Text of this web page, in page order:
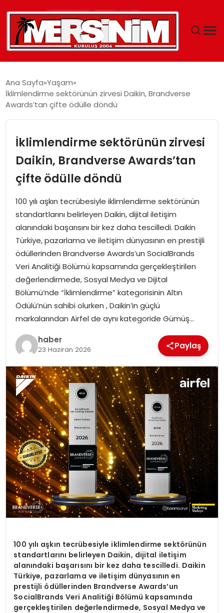
YAŞAM
EĞITIM
SPOR
EKONOMI
MAGAZIN
DÜNYA
OTOMOBIL
Ana Sayfa Yaşam
İklimlendirme sektörünün zirvesi Daikin, Brandverse
Awards’tan çifte ödülle döndü
İklimlendirme sektörünün zirvesi
Daikin, Brandverse Awards’tan
çifte ödülle döndü
100 yılı aşkın tecrübesiyle iklimlendirme sektörünün
standartlarını belirleyen Daikin, dijital iletişim
alanındaki başarısını bir kez daha tescilledi. Daikin
Türkiye, pazarlama ve iletişim dünyasının en prestijli
ödüllerinden Brandverse Awards’un SocialBrands
Veri Analitiği Bölümü kapsamında gerçekleştirilen
değerlendirmede, Sosyal Medya ve Dijital
Bölümü’nde “İklimlendirme” kategorisinin Altın
Ödülü’nün sahibi olurken , Daikin’in güçlü
markalarından Airfel de aynı kategoride Gümüş…
haber
23 Haziran 2026 Paylaş
100 yılı aşkın tecrübesiyle iklimlendirme sektörünün
standartlarını belirleyen Daikin, dijital iletişim
alanındaki başarısını bir kez daha tescilledi. Daikin
Türkiye, pazarlama ve iletişim dünyasının en
prestijli ödüllerinden Brandverse Awards’un
SocialBrands Veri Analitiği Bölümü kapsamında
gerçekleştirilen değerlendirmede, Sosyal Medya ve